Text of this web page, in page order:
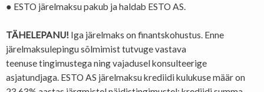
● ESTO järelmaksu pakub ja haldab ESTO AS.
TÄHELEPANU! Iga järelmaks on finantskohustus. Enne
järelmaksulepingu sõlmimist tutvuge vastava
teenuse tingimustega ning vajadusel konsulteerige
asjatundjaga. ESTO AS järelmaksu krediidi kulukuse määr on